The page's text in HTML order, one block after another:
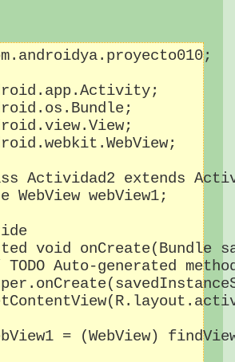
Actividad2 extends
WebView webView1;
void onCreate(Bundle
TODO Auto-generated
= (WebView)